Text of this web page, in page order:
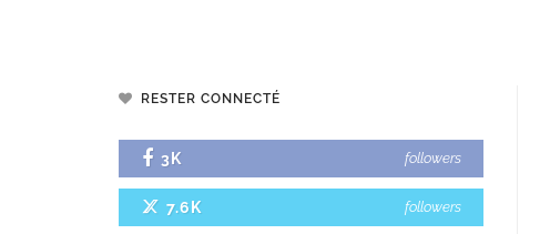
RESTER CONNECTÉ
3K followers
7.6K followers